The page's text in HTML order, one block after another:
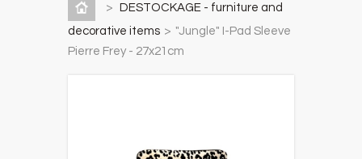
>
DESTOCKAGE - furniture and
decorative items > "Jungle" I-Pad Sleeve
Pierre Frey - 27x21cm